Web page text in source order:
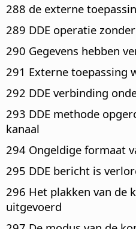
288 de externe
289 DDE operatie
290 Gegevens hebben
291 Externe toepassing
292 DDE verbinding
293 DDE methode
kanaal
294 Ongeldige formaat
295 DDE bericht is
296 Het plakken van de
uitgevoerd